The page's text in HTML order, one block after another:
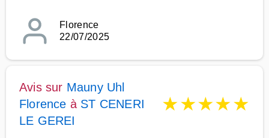
Florence
22/07/2025
Avis sur Mauny Uhl
Florence à ST CENERI
LE GEREI
★★★★★